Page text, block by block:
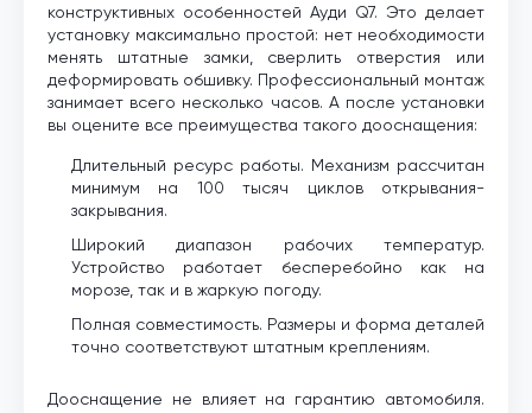
конструктивных особенностей Ауди Q7. Это делает
установку максимально простой: нет необходимости
менять штатные замки, сверлить отверстия или
деформировать обшивку. Профессиональный монтаж
занимает всего несколько часов. А после установки
вы оцените все преимущества такого дооснащения:
Длительный ресурс работы. Механизм рассчитан
минимум на 100 тысяч циклов открывания-
закрывания.
Широкий диапазон рабочих температур.
Устройство работает бесперебойно как на
морозе, так и в жаркую погоду.
Полная совместимость. Размеры и форма деталей
точно соответствуют штатным креплениям.
Дооснащение не влияет на гарантию автомобиля.